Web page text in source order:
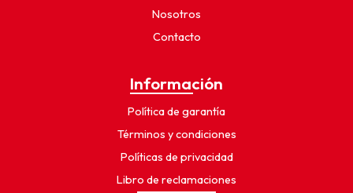
Nosotros
Contacto
Información
Política de garantía
Términos y condiciones
Políticas de privacidad
Libro de reclamaciones